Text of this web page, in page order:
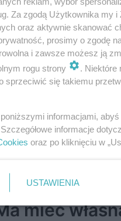
mieć
Za zgodą Użytkownika my
oraz aktywnie skanować
prosimy o zgodę
i zawsze możesz ją
rogu strony
. Niektóre
sprzeciwić się takiemu
informacjami,
informacje
oraz po kliknięciu w
USTAWIENIA